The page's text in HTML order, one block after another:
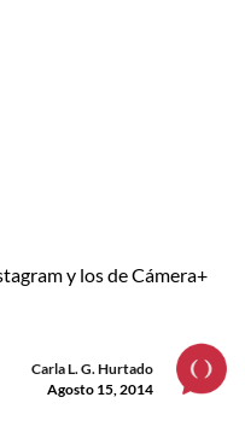
y los de Cámera+
Carla L. G. Hurtado
Agosto 15, 2014